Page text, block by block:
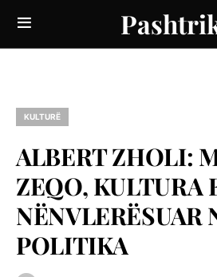
KULTURË
ALBERT ZHOLI:
ZEQO, KULTURA
NËNVLERËSUAR
POLITIKA